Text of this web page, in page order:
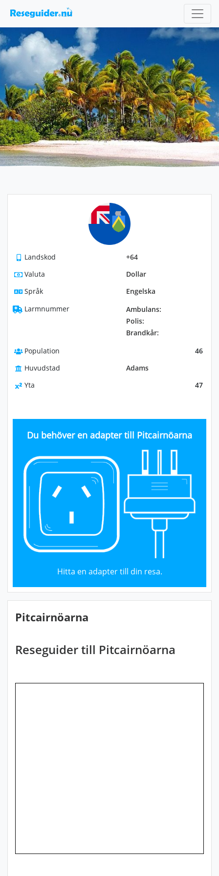
Landskod
+64
Valuta
Dollar
Språk
Engelska
Larmnummer
Ambulans:
Polis:
Brandkår:
Population
46
Huvudstad
Adams
Yta
47
Du behöver en adapter till Pitcairnöarna
Hitta en adapter till din resa.
Pitcairnöarna
Reseguider till Pitcairnöarna